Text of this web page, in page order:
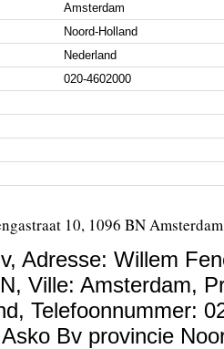
Amsterdam
Noord-Holland
Nederland
020-4602000
10, 1096 BN Amsterdam
, Adresse: Willem
, Ville: Amsterdam,
, Telefoonnummer:
Bv provincie